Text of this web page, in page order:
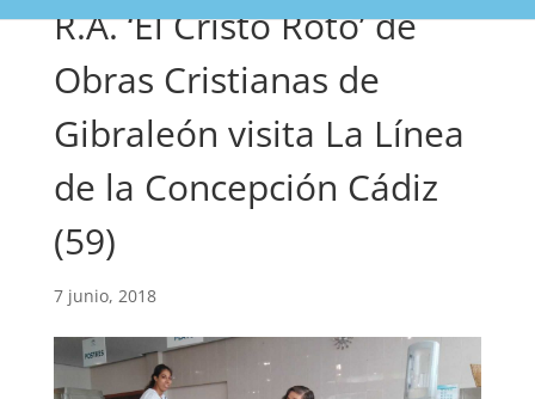
R.A. ‘El Cristo Roto’ de
Obras Cristianas de
Gibraleón visita La Línea
de la Concepción Cádiz
(59)
7 junio, 2018